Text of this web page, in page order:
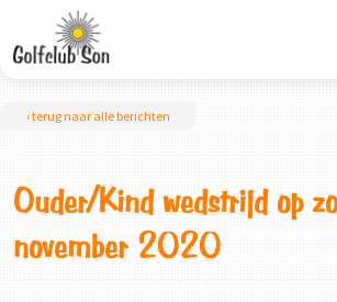
‹ terug naar alle berichten
Ouder/Kind wedstrijd op
november 2020